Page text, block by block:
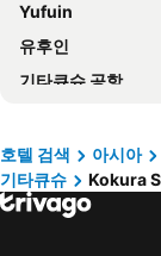
AB Hotel
Toyoko Inn Kokura-
아파 호텔 코쿠라-
Shimonoseki
호텔 크라운 팔레스
호텔 루트-인 모지
Yufuin
유후인
기타큐슈 공항
Hiroshima
오이타 공항
Kurokawa Onsen
호텔 검색 아시아
기타큐슈
Kokura